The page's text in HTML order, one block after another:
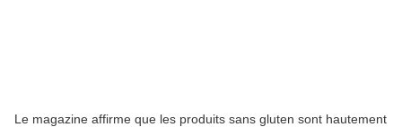
Le magazine affirme que les produits sans gluten sont hautement